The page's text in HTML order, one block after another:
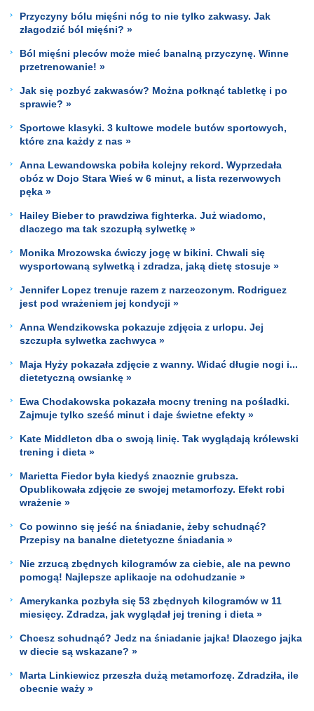
Przyczyny bólu mięśni nóg to nie tylko zakwasy. Jak
złagodzić ból mięśni? »
Ból mięśni pleców może mieć banalną przyczynę. Winne
przetrenowanie! »
Jak się pozbyć zakwasów? Można połknąć tabletkę i po
sprawie? »
Sportowe klasyki. 3 kultowe modele butów sportowych,
które zna każdy z nas »
Anna Lewandowska pobiła kolejny rekord. Wyprzedała
obóz w Dojo Stara Wieś w 6 minut, a lista rezerwowych
pęka »
Hailey Bieber to prawdziwa fighterka. Już wiadomo,
dlaczego ma tak szczupłą sylwetkę »
Monika Mrozowska ćwiczy jogę w bikini. Chwali się
wysportowaną sylwetką i zdradza, jaką dietę stosuje »
Jennifer Lopez trenuje razem z narzeczonym. Rodriguez
jest pod wrażeniem jej kondycji »
Anna Wendzikowska pokazuje zdjęcia z urlopu. Jej
szczupła sylwetka zachwyca »
Maja Hyży pokazała zdjęcie z wanny. Widać długie nogi i...
dietetyczną owsiankę »
Ewa Chodakowska pokazała mocny trening na pośladki.
Zajmuje tylko sześć minut i daje świetne efekty »
Kate Middleton dba o swoją linię. Tak wyglądają królewski
trening i dieta »
Marietta Fiedor była kiedyś znacznie grubsza.
Opublikowała zdjęcie ze swojej metamorfozy. Efekt robi
wrażenie »
Co powinno się jeść na śniadanie, żeby schudnąć?
Przepisy na banalne dietetyczne śniadania »
Nie zrzucą zbędnych kilogramów za ciebie, ale na pewno
pomogą! Najlepsze aplikacje na odchudzanie »
Amerykanka pozbyła się 53 zbędnych kilogramów w 11
miesięcy. Zdradza, jak wyglądał jej trening i dieta »
Chcesz schudnąć? Jedz na śniadanie jajka! Dlaczego jajka
w diecie są wskazane? »
Marta Linkiewicz przeszła dużą metamorfozę. Zdradziła, ile
obecnie waży »